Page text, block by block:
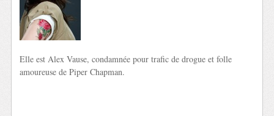
Elle est Alex Vause, condamnée pour trafic de drogue et folle
amoureuse de Piper Chapman.